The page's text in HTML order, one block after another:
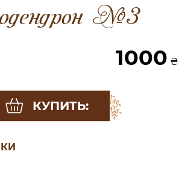
№3
1000 ₴
КУПИТЬ: